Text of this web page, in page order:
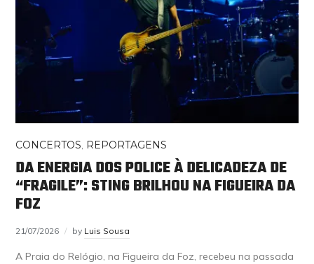
CONCERTOS, REPORTAGENS
DA ENERGIA DOS POLICE À DELICADEZA DE
“FRAGILE”: STING BRILHOU NA FIGUEIRA DA
FOZ
21/07/2026 by Luis Sousa
A Praia do Relógio, na Figueira da Foz, recebeu na passada